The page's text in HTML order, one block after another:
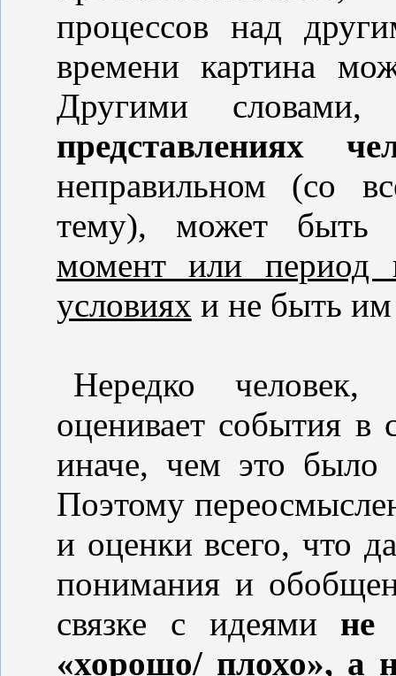
процессов над
времени картина
Другими
представлениях
неправильном (со
тему), может
момент или период
условиях и не быть
Нередко
оценивает события в
иначе, чем это было
Поэтому
и оценки всего, что
понимания и
связке с идеями не
«хорошо/ плохо», а